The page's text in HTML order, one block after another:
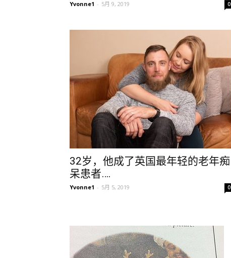
Yvonne1 - 5月 9, 2019 0
32岁，他成了英国最年轻的老年痴
呆患者….
Yvonne1 - 5月 5, 2019 0